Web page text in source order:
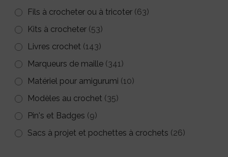
Fils à crocheter ou à tricoter (63)
Kits à crocheter (53)
Livres crochet (143)
Marqueurs de maille (341)
Matériel pour amigurumi (10)
Modèles au crochet (35)
Pin's et Badges (9)
Sacs à projet et pochettes à crochets (26)